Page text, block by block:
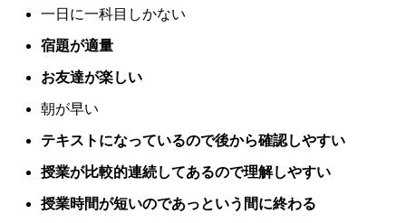
一日に一科目しかない
宿題が適量
お友達が楽しい
朝が早い
テキストになっているので後から確認しやすい
授業が比較的連続してあるので理解しやすい
授業時間が短いのであっという間に終わる